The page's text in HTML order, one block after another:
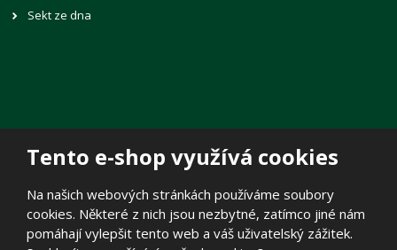
Tento e-shop využívá cookies
Na našich webových stránkách používáme soubory
cookies. Některé z nich jsou nezbytné, zatímco jiné nám
pomáhají vylepšit tento web a váš uživatelský zážitek.
Sekt ze dna
Prohlášení o přístupnosti |Mapa stránek |Zásady zpracování
osobních údajů|Politika cookies
E